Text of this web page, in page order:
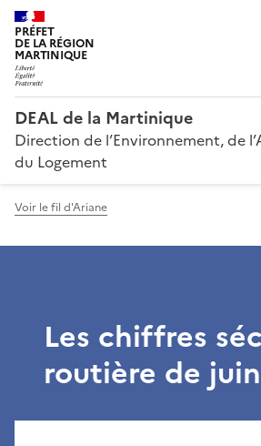
PRÉFET
DE LA RÉGION
MARTINIQUE
DEAL de la Martinique
Direction de l’Environnement, de
du Logement
Voir le fil d'Ariane
Les chiffres
routière de